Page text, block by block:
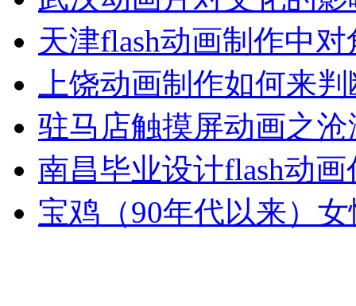
天津flash动画制作中
上饶动画制作如何来
驻马店触摸屏动画之
南昌毕业设计flash动
宝鸡（90年代以来）